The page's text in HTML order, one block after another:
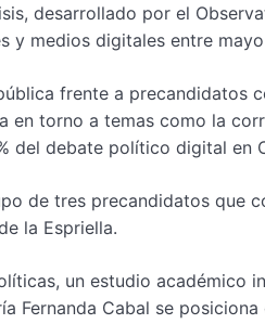
desarrollado por el
y medios digitales entre
frente a precandidatos
en torno a temas como la
del debate político digital en
de tres precandidatos que
la Espriella.
un estudio académico
Fernanda Cabal se